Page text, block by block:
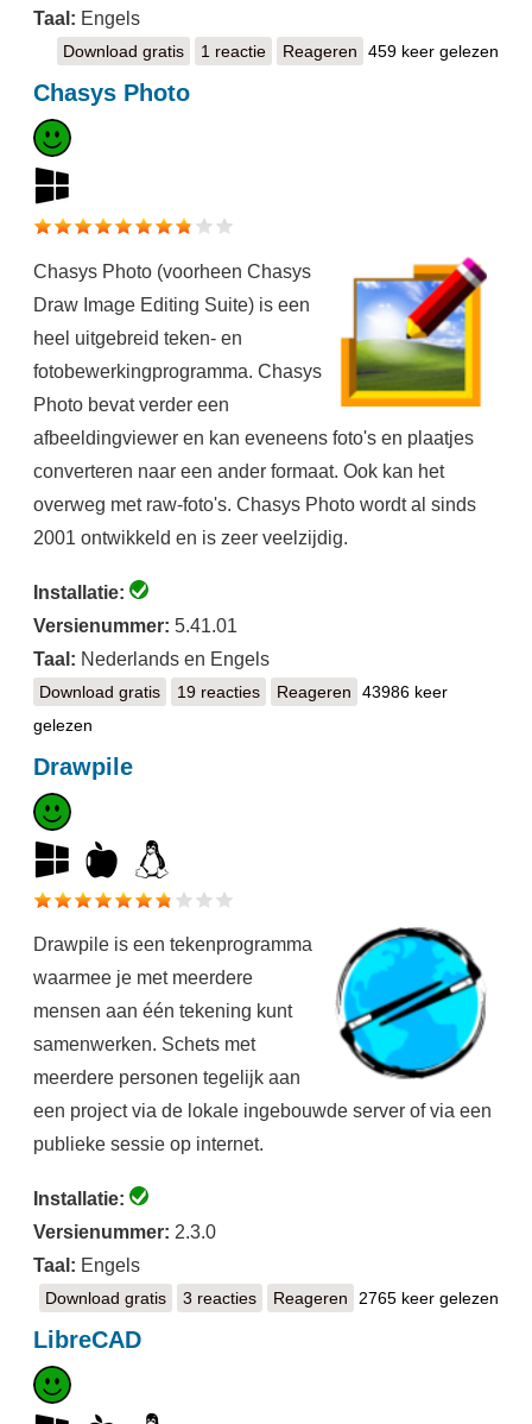
Taal: Engels
Download gratis Natron
1 reactie Reageren 459 keer gelezen
Chasys Photo
Chasys Photo (voorheen Chasys
Draw Image Editing Suite) is een
heel uitgebreid teken- en
fotobewerkingprogramma. Chasys
Photo bevat verder een
afbeeldingviewer en kan eveneens foto's en plaatjes
converteren naar een ander formaat. Ook kan het
overweg met raw-foto's. Chasys Photo wordt al sinds
2001 ontwikkeld en is zeer veelzijdig.
Installatie:
Versienummer: 5.41.01
Taal: Nederlands en Engels
Download gratisChasys Photo
19 reacties Reageren
43986 keer
gelezen
Drawpile
Drawpile is een tekenprogramma
waarmee je met meerdere
mensen aan één tekening kunt
samenwerken. Schets met
meerdere personen tegelijk aan
een project via de lokale ingebouwde server of via een
publieke sessie op internet.
Installatie:
Versienummer: 2.3.0
Taal: Engels
Download gratis Drawpile
3 reacties Reageren 2765 keer gelezen
LibreCAD